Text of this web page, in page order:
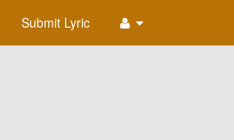
Submit Lyric